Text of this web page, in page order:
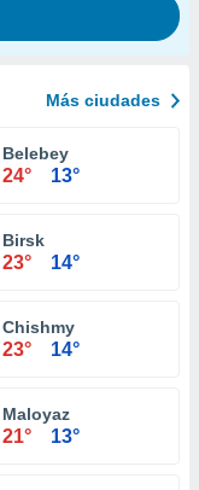
Más ciudades
Belebey
24° 13°
Birsk
23° 14°
Chishmy
23° 14°
Maloyaz
21° 13°